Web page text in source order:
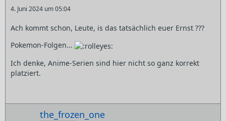
4. Juni 2024 um 05:04
Ach kommt schon, Leute, is das tatsächlich euer Ernst ???
Pokemon-Folgen...
Ich denke, Anime-Serien sind hier nicht so ganz korrekt
platziert.
the_frozen_one